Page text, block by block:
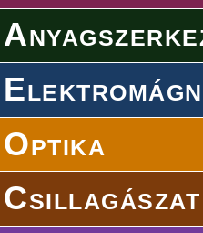
Optika
Csillagászat